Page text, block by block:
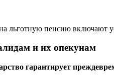
льготную пенсию включают
и их опекунам
гарантирует